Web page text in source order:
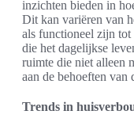
inzichten bieden in
Dit kan variëren van
als functioneel zijn tot
die het dagelijkse
ruimte die niet alleen
aan de behoeften van
Trends in